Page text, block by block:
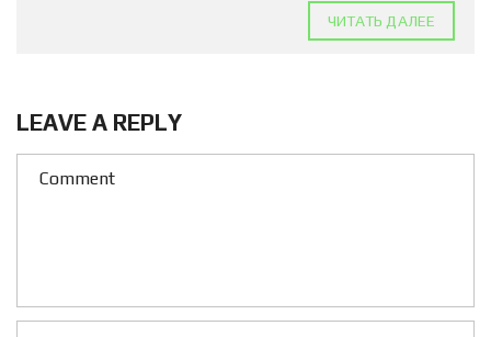
ЧИТАТЬ ДАЛЕЕ
LEAVE A REPLY